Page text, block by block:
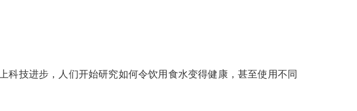
技进步，人们开始研究如何令饮用食水变得健康，甚至使用不同